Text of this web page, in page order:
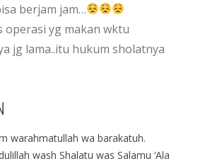
berjam jam…
operasi yg makan wktu
jg lama..itu hukum sholatnya
warahmatullah wa barakatuh.
wash Shalatu was Salamu ‘Ala